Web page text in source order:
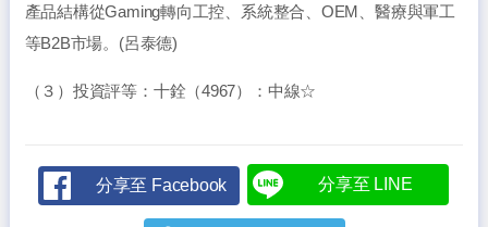
產品結構從Gaming轉向工控、系統整合、OEM、醫療與軍工
等B2B市場。(呂泰德)
（３）投資評等：十銓（4967）：中線☆
分享至 Facebook 分享至 LINE